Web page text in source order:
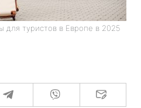
туристов в Европе в 2025